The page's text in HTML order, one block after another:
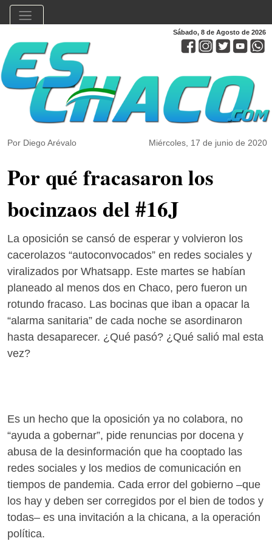
Sábado, 8 de Agosto de 2026
Por Diego Arévalo Miércoles, 17 de junio de 2020
Por qué fracasaron los
bocinzaos del #16J
La oposición se cansó de esperar y volvieron los
cacerolazos “autoconvocados” en redes sociales y
viralizados por Whatsapp. Este martes se habían
planeado al menos dos en Chaco, pero fueron un
rotundo fracaso. Las bocinas que iban a opacar la
“alarma sanitaria” de cada noche se asordinaron
hasta desaparecer. ¿Qué pasó? ¿Qué salió mal esta
vez?
Es un hecho que la oposición ya no colabora, no
“ayuda a gobernar”, pide renuncias por docena y
abusa de la desinformación que ha cooptado las
redes sociales y los medios de comunicación en
tiempos de pandemia. Cada error del gobierno –que
los hay y deben ser corregidos por el bien de todos y
todas– es una invitación a la chicana, a la operación
política.